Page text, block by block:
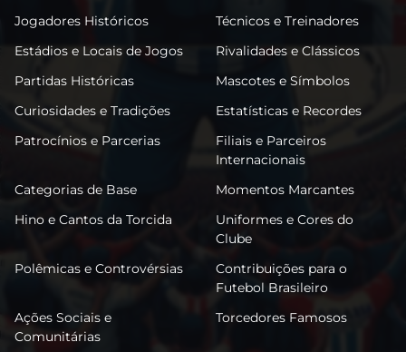
Jogadores Históricos
Técnicos e Treinadores
Estádios e Locais de Jogos
Rivalidades e Clássicos
Partidas Históricas
Mascotes e Símbolos
Curiosidades e Tradições
Estatísticas e Recordes
Patrocínios e Parcerias
Filiais e Parceiros
Internacionais
Categorias de Base
Momentos Marcantes
Hino e Cantos da Torcida
Uniformes e Cores do
Clube
Polêmicas e Controvérsias
Contribuições para o
Futebol Brasileiro
Ações Sociais e
Comunitárias
Torcedores Famosos